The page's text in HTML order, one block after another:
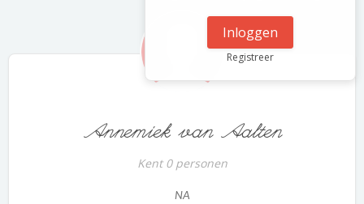
Inloggen
Registreer
Annemiek van Aalten
Kent 0 personen
NA